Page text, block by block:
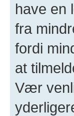
have en
fra
fordi
at
Vær